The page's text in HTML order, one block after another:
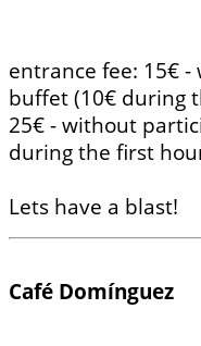
entrance fee: 15€
buffet (10€ during
25€ - without
during the first
Lets have a blast!
Café Domínguez